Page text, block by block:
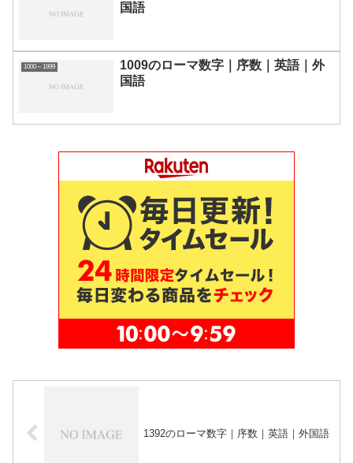
国語
1000～1999
1009のローマ数字｜序数｜英語｜外
国語
1392のローマ数字｜序数｜英語｜外国語